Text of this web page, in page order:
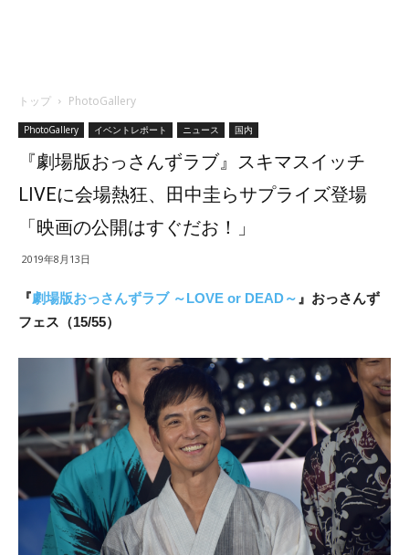
トップ PhotoGallery
PhotoGallery イベントレポート ニュース 国内
『劇場版おっさんずラブ』スキマスイッチ
LIVEに会場熱狂、田中圭らサプライズ登場
「映画の公開はすぐだお！」
2019年8月13日
『劇場版おっさんずラブ ～LOVE or DEAD～ 』おっさんず
フェス（15/55）